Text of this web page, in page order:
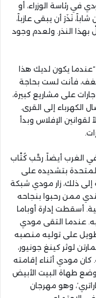
في رئاسة الوزراء، أو
نَذَرَ أن يبقى عازباً،
بهذا النذر. ولعدم وجود
يكون لديك هذا
فأنت لست بحاجة
على مشاريع كبيرة،
الكهرباء إلى القرى.
لقوانين الإفلاس وبدأ
الغرب أيضاً. رحَّب كُتَّاب
بتشديده على
إلى ذلك، زار مودي شبكة
ممن رحبوا بنجاحه
أسقطت إدارة أوباما
عندما التقى مودي
على توليه منصبه
لوثر كينغ جونيور،
مودي أثناء إقامته
طهاة البيت الأبيض
وهو مهرجان